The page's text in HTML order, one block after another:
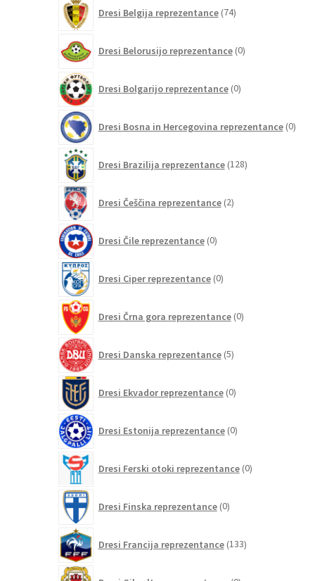
Dresi Belgija reprezentance 74izdelkov
Dresi Belorusijo reprezentance 0izdelkov
Dresi Bolgarijo reprezentance 0izdelkov
Dresi Bosna in Hercegovina reprezentance 0
Dresi Brazilija reprezentance 128izdelkov
Dresi Češčina reprezentance 2izdelka
Dresi Čile reprezentance 0izdelkov
Dresi Ciper reprezentance 0izdelkov
Dresi Črna gora reprezentance 0izdelkov
Dresi Danska reprezentance 5izdelkov
Dresi Ekvador reprezentance 0izdelkov
Dresi Estonija reprezentance 0izdelkov
Dresi Ferski otoki reprezentance 0izdelkov
Dresi Finska reprezentance 0izdelkov
Dresi Francija reprezentance 133izdelkov